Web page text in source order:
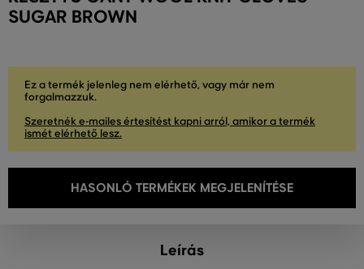
SUGAR BROWN
Ez a termék jelenleg nem elérhető, vagy már nem
forgalmazzuk.
Szeretnék e-mailes értesítést kapni arról, amikor a termék
ismét elérhető lesz.
HASONLÓ TERMÉKEK MEGJELENÍTÉSE
Leírás